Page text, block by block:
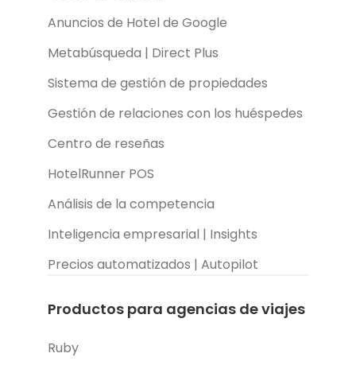
Anuncios de Hotel de Google
Metabúsqueda | Direct Plus
Sistema de gestión de propiedades
Gestión de relaciones con los huéspedes
Centro de reseñas
HotelRunner POS
Análisis de la competencia
Inteligencia empresarial | Insights
Precios automatizados | Autopilot
Productos para agencias de viajes
Ruby